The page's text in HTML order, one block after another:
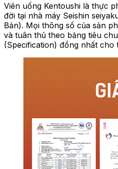
Viên uống Kentoushi là thực
đời tại nhà máy Seishin
Bản). Mọi thông số của sản
và tuân thủ theo bảng tiêu
(Specification) đồng nhất cho